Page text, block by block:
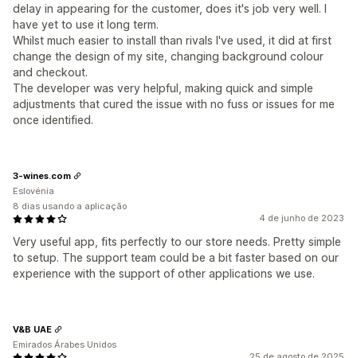
delay in appearing for the customer, does it's job very well. I
have yet to use it long term.
Whilst much easier to install than rivals I've used, it did at first
change the design of my site, changing background colour
and checkout.
The developer was very helpful, making quick and simple
adjustments that cured the issue with no fuss or issues for me
once identified.
4 de junho de 2023
Very useful app, fits perfectly to our store needs. Pretty simple
to setup. The support team could be a bit faster based on our
experience with the support of other applications we use.
3-wines.com
Eslovénia
8 dias usando a aplicação
V&B UAE
Emirados Árabes Unidos